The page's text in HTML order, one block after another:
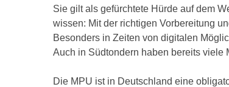
Sie gilt als gefürchtete Hürde auf dem
wissen: Mit der richtigen Vorbereitung
Besonders in Zeiten von digitalen
Auch in Südtondern haben bereits viele
Die MPU ist in Deutschland eine